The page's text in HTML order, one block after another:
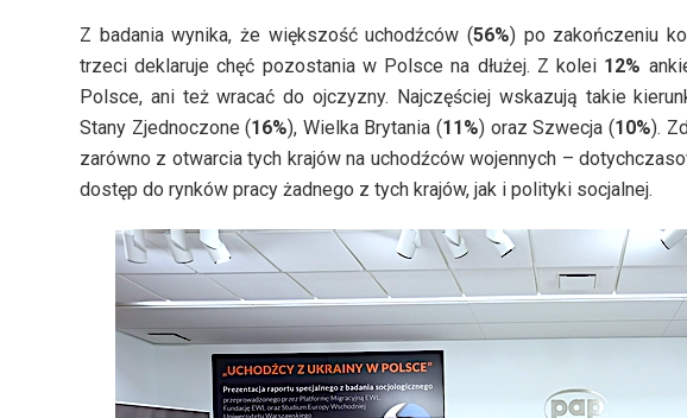
Z badania wynika, że większość uchodźców (56%) po zakończeniu
trzeci deklaruje chęć pozostania w Polsce na dłużej. Z kolei 12%
Polsce, ani też wracać do ojczyzny. Najczęściej wskazują takie
Stany Zjednoczone (16%), Wielka Brytania (11%) oraz Szwecja (10%).
zarówno z otwarcia tych krajów na uchodźców wojennych –
dostęp do rynków pracy żadnego z tych krajów, jak i polityki socjalnej.